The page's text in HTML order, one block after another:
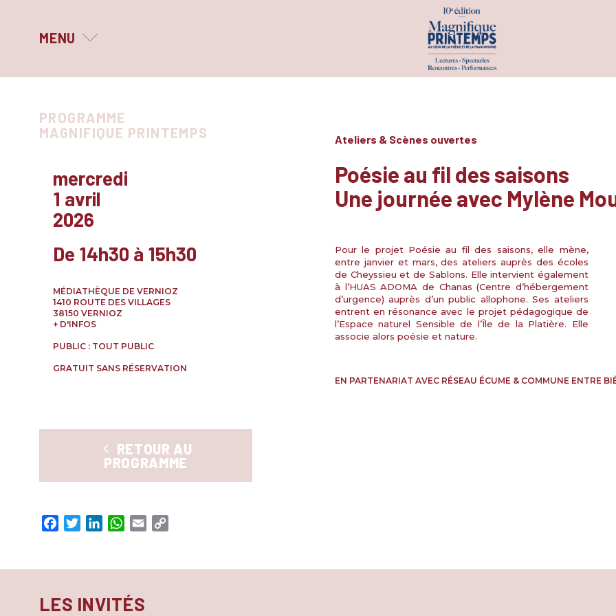
MENU
LE FESTIVAL
LES PARTENAIRES
ARCHIVES
PAR CATÉGORIE
ATELIERS & SCÈNES OUVERTES
CONFÉRENCES
EXPÉRIENCES INSOLITES
EXPOSITIONS
PERFORMANCES & SPECTACLES
PROJECTIONS
RENCONTRES & LECTURES
PROGRAMME
MAGNIFIQUE PRINTEMPS
mercredi
1 avril
2026
De 14h30 à 15h30
MÉDIATHÈQUE DE VERNIOZ
1410 ROUTE DES VILLAGES
38150 VERNIOZ
+ D'INFOS
PUBLIC : TOUT PUBLIC
GRATUIT SANS RÉSERVATION
RETOUR AU
PROGRAMME
Facebook
TwitterLinkedInWhatsApp
Email
Ateliers & Scènes ouvertes
Poésie au fil des saisons
Une journée avec Mylène
Pour le projet Poésie au fil des saisons, elle mène,
entre janvier et mars, des ateliers auprès des écoles
de Cheyssieu et de Sablons. Elle intervient également
à l’HUAS ADOMA de Chanas (Centre d’hébergement
d’urgence) auprès d’un public allophone. Ses ateliers
entrent en résonance avec le projet pédagogique de
l’Espace naturel Sensible de l’Île de la Platière. Elle
associe alors poésie et nature.
EN PARTENARIAT AVEC RÉSEAU ÉCUME & COMMUNE ENTRE
LES INVITÉS